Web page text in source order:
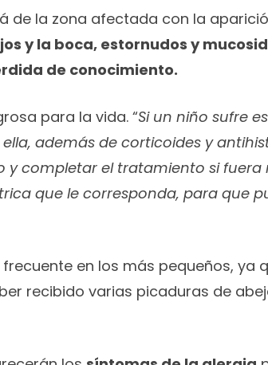
de la zona afectada con la
y la boca, estornudos y
de conocimiento.
para la vida. “Si un niño sufre
además de corticoides y
completar el tratamiento si fuera
que le corresponda, para que
en los más pequeños, ya
recibido varias picaduras de